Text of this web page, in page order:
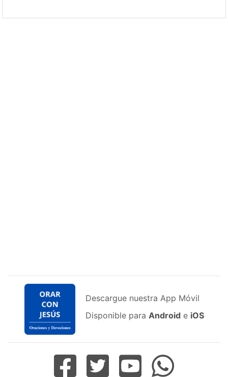
Descargue nuestra App Móvil
Disponible para Android e iOS